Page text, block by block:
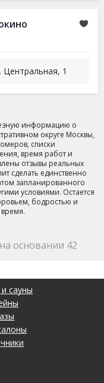
Центральная, 1
информацию о
округе Москвы,
списки
время работ и
отзывы реальных
сделать единственно
запланированного
условиями. Остается
бодростью и
основании 42
сауны